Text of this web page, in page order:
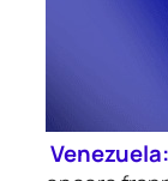
Venezuela: